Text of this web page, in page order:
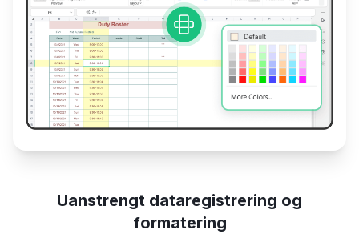
Uanstrengt dataregistrering og
formatering